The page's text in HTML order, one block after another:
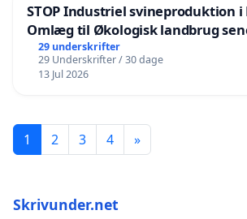
STOP Industriel svineproduktion
Omlæg til Økologisk landbrug
29 underskrifter
29 Underskrifter / 30 dage
13 Jul 2026
1 2 3 4 »
Skrivunder.net